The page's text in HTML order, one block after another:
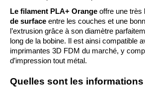
Le filament PLA+ Orange offre une très
de surface entre les couches et une
l’extrusion grâce à son diamètre
long de la bobine. Il est ainsi compatible
imprimantes 3D FDM du marché, y
d’impression tout métal.
Quelles sont les